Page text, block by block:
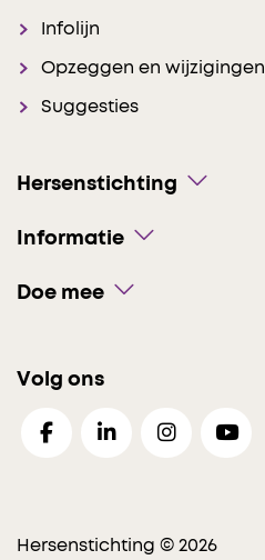
Infolijn
Opzeggen en wijzigingen
Suggesties
Hersenstichting
Informatie
Doe mee
Volg ons
Hersenstichting © 2026